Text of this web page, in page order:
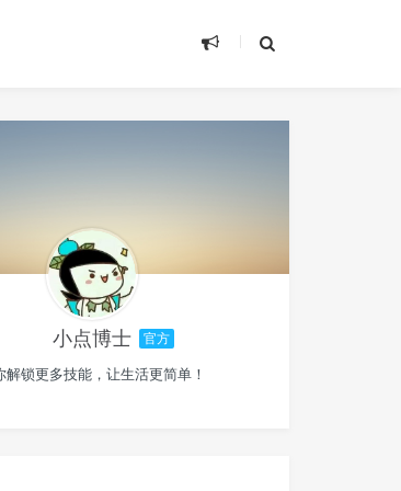
小点博士 官方
解锁更多技能，让生活更简单！